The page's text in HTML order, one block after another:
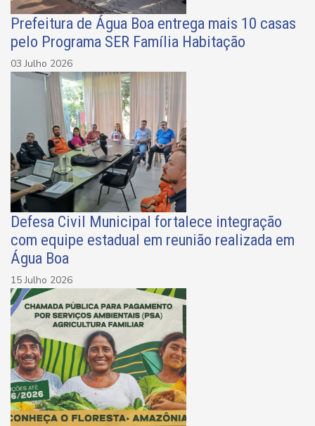
Prefeitura de Água Boa entrega mais 10 casas
pelo Programa SER Família Habitação
03 Julho 2026
Defesa Civil Municipal fortalece integração
com equipe estadual em reunião realizada em
Água Boa
15 Julho 2026